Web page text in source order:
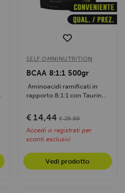
SELF OMNINUTRITION
BCAA 8:1:1 500gr
Aminoacidi ramificati in
rapporto 8:1:1 con Taurina,
€ 14,44 € 29,99
Accedi o registrati per
sconti esclusivi
Vedi prodotto